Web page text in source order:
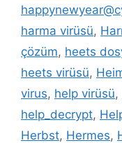
harma virüsü,
çözüm, heets
heets virüsü,
virus, help virüsü,
help_decrypt,
Herbst, Hermes,